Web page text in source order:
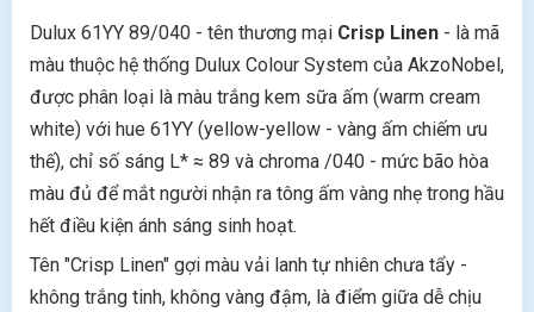
Linen 61YY 89/040?
Phòng ngủ, phòng khách - nơi cần màu lên
đúng và giữ bền
Phòng ngủ trẻ em, phòng người có vấn đề
hô hấp
Phòng ăn, bếp, khu vực cần lau chùi thường
xuyên
Ngân sách tối ưu, diện tích lớn
Quy Trình Thi Công Sơn Màu Crisp Linen Đúng
Dulux 61YY 89/040 - tên thương mại Crisp Linen - là mã
màu thuộc hệ thống Dulux Colour System của AkzoNobel,
được phân loại là màu trắng kem sữa ấm (warm cream
white) với hue 61YY (yellow-yellow - vàng ấm chiếm ưu
thế), chỉ số sáng L* ≈ 89 và chroma /040 - mức bão hòa
màu đủ để mắt người nhận ra tông ấm vàng nhẹ trong hầu
hết điều kiện ánh sáng sinh hoạt.
Tên "Crisp Linen" gợi màu vải lanh tự nhiên chưa tẩy -
không trắng tinh, không vàng đậm, là điểm giữa dễ chịu